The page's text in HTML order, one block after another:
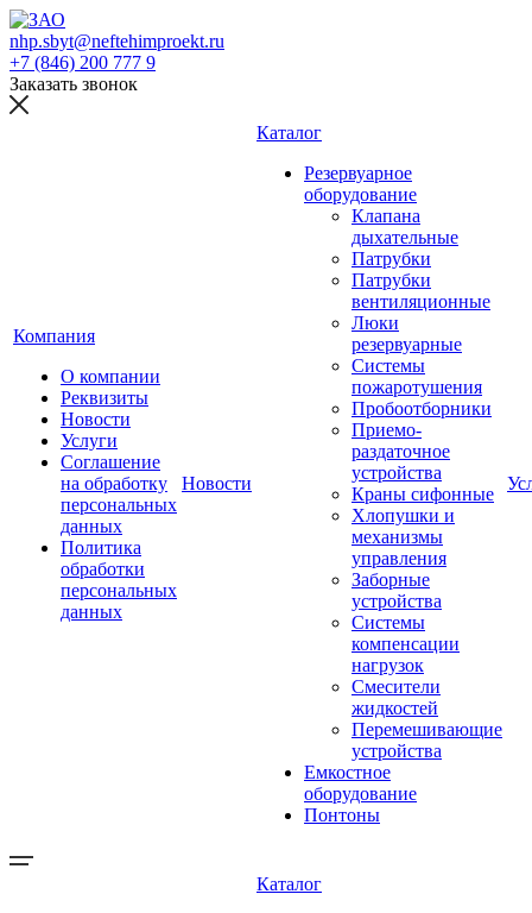
nhp.sbyt@neftehimproekt.ru
+7 (846) 200 777 9
Заказать звонок
Компания
О компании
Реквизиты
Новости
Услуги
Соглашение
на обработку
персональных
данных
Политика
обработки
персональных
данных
Новости
Каталог
Резервуарное
оборудование
Клапана
дыхательные
Патрубки
Патрубки
вентиляционные
Люки
резервуарные
Системы
пожаротушения
Пробоотборники
Приемо-
раздаточное
устройства
Краны сифонные
Хлопушки и
механизмы
управления
Заборные
устройства
Системы
компенсации
нагрузок
Смесители
жидкостей
Перемешивающие
устройства
Емкостное
оборудование
Понтоны
Каталог